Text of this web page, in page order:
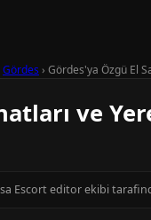
Gördes › Gördes'ya Özgü El
ve
Escort editor ekibi